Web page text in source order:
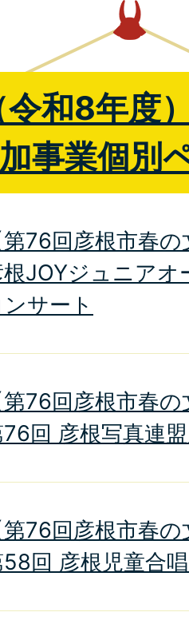
和8年度
加事業個別
第76回彦根市春
根JOYジュニア
ンサート
第76回彦根市春
回 彦根写真連
第76回彦根市春
回 彦根児童合